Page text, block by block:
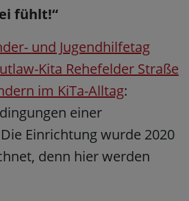
fühlt!“
und Jugendhilfetag
Kita Rehefelder Straße
im KiTa-Alltag:
einer
Einrichtung wurde 2020
denn hier werden